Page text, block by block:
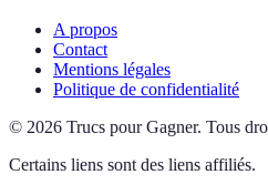
A propos
Contact
Mentions légales
Politique de confidentialité
© 2026 Trucs pour Gagner. Tous
Certains liens sont des liens affiliés.